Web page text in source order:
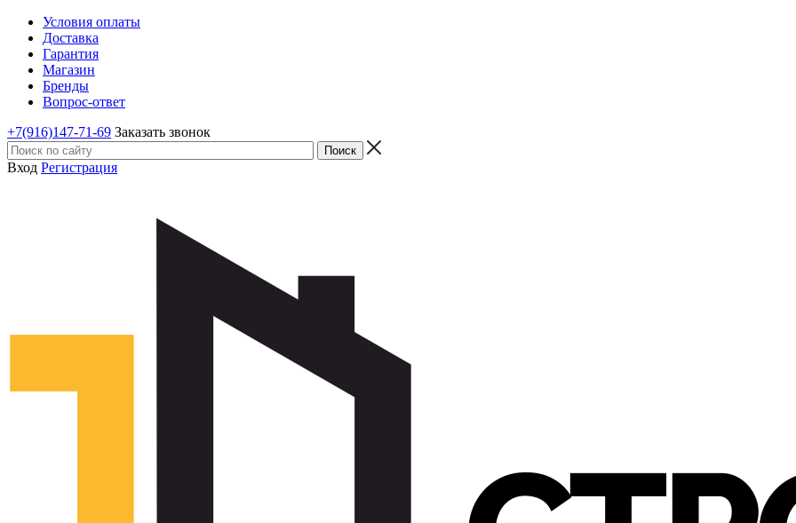
Условия оплаты
Доставка
Гарантия
Магазин
Бренды
Вопрос-ответ
+7(916)147-71-69 Заказать звонок
Вход Регистрация